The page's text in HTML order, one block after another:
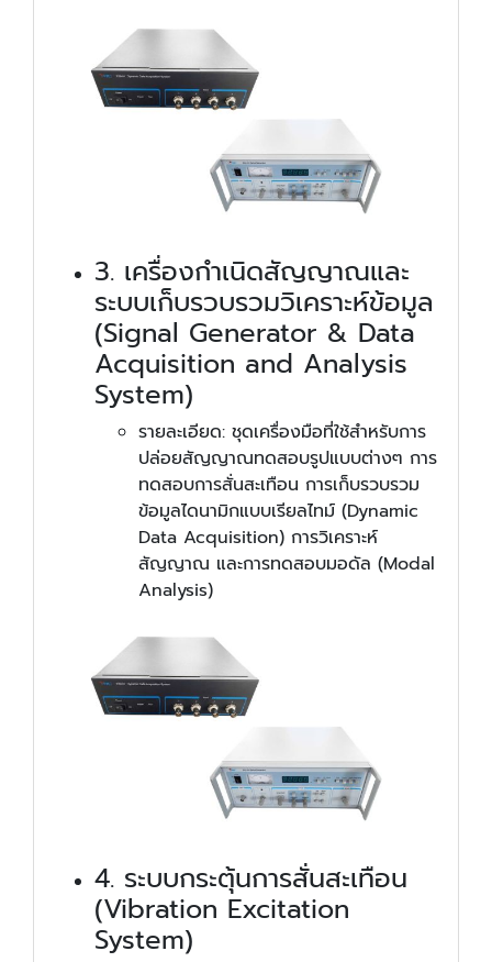
3. เครื่องกำเนิดสัญญาณและ
ระบบเก็บรวบรวมวิเคราะห์ข้อมูล
(Signal Generator & Data
Acquisition and Analysis
System)
รายละเอียด: ชุดเครื่องมือที่ใช้สำหรับการ
ปล่อยสัญญาณทดสอบรูปแบบต่างๆ การ
ทดสอบการสั่นสะเทือน การเก็บรวบรวม
ข้อมูลไดนามิกแบบเรียลไทม์ (Dynamic
Data Acquisition) การวิเคราะห์
สัญญาณ และการทดสอบมอดัล (Modal
Analysis)
4. ระบบกระตุ้นการสั่นสะเทือน
(Vibration Excitation
System)